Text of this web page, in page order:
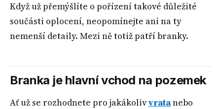
Když už přemýšlíte o pořízení takové důležité
součásti oplocení, neopomínejte ani na ty
nemenší detaily. Mezi ně totiž patří branky.
Branka je hlavní vchod na pozemek
Ať už se rozhodnete pro jakákolivvratanebo